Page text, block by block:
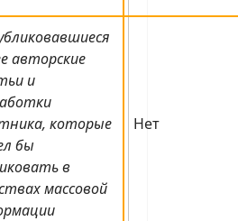
авторские
и
которые
бы
в
массовой
Нет